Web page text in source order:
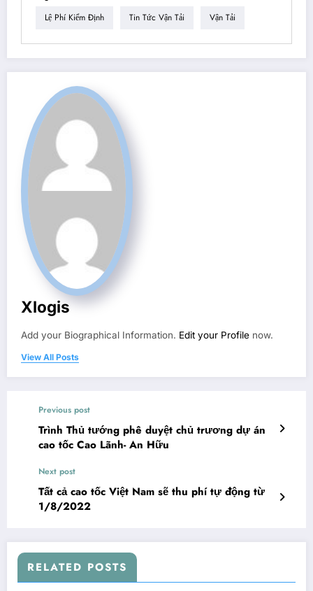
Lệ Phí Kiểm Định Tin Tức Vận Tải Vận Tải
Xlogis
Add your Biographical Information. Edit your Profile now.
View All Posts
Previous post
Trình Thủ tướng phê duyệt chủ trương dự án
cao tốc Cao Lãnh- An Hữu
Next post
Tất cả cao tốc Việt Nam sẽ thu phí tự động từ
1/8/2022
RELATED POSTS